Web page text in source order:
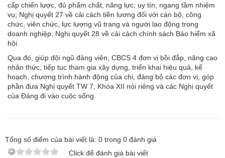
cấp chiến lược, đủ phẩm chất, năng lực, uy tín, ngang tầm nhiệm
vụ; Nghị quyết 27 về cải cách tiền lương đối với cán bộ, công
chức, viên chức, lực lượng vũ trang và người lao động trong
doanh nghiệp; Nghị quyết 28 về cải cách chính sách Bảo hiểm xã
hội.
Qua đó, giúp đội ngũ đảng viên, CBCS 4 đơn vị bồi đắp, nâng cao
nhận thức, tiếp tục tham gia xây dựng, triển khai hiệu quả, kế
hoạch, chương trình hành động của chi, đảng bộ các đơn vị, góp
phần đưa Nghị quyết TW 7, Khóa XII nói riêng và các Nghị quyết
của Đảng đi vào cuộc sống.
Tổng số điểm của bài viết là: 0 trong 0 đánh giá
Click để đánh giá bài viết